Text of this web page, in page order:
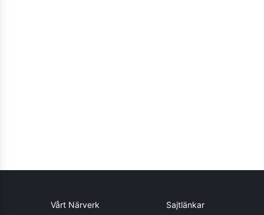
Vårt Närverk Sajtlänkar